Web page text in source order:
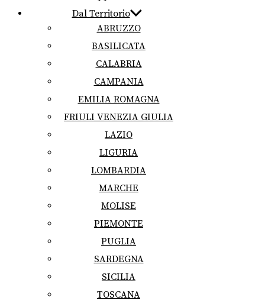
Dal Territorio
ABRUZZO
BASILICATA
CALABRIA
CAMPANIA
EMILIA ROMAGNA
FRIULI VENEZIA GIULIA
LAZIO
LIGURIA
LOMBARDIA
MARCHE
MOLISE
PIEMONTE
PUGLIA
SARDEGNA
SICILIA
TOSCANA